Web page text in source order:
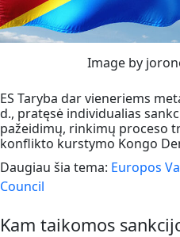
Image by
ES Taryba dar vieneriems
d., pratęsė individualias
pažeidimų, rinkimų proceso
konflikto kurstymo Kongo
Daugiau šia tema: Europos
Council
Kam taikomos